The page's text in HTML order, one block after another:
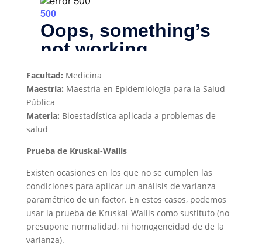
Facultad: Medicina
Maestría: Maestría en Epidemiología para la Salud
Pública
Materia: Bioestadística aplicada a problemas de
salud
Prueba de Kruskal-Wallis
Existen ocasiones en los que no se cumplen las
condiciones para aplicar un análisis de varianza
paramétrico de un factor. En estos casos, podemos
usar la prueba de Kruskal-Wallis como sustituto (no
presupone normalidad, ni homogeneidad de de la
varianza).